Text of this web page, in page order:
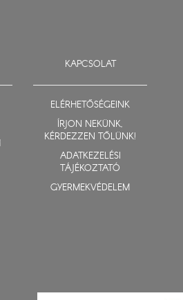
KAPCSOLAT
ELÉRHETŐSÉGEINK
ÍRJON NEKÜNK,
KÉRDEZZEN TŐLÜNK!
ADATKEZELÉSI
TÁJÉKOZTATÓ
GYERMEKVÉDELEM